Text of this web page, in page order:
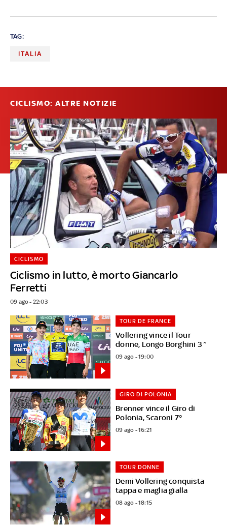
TAG:
ITALIA
CICLISMO: ALTRE NOTIZIE
Ciclismo in lutto, è morto Giancarlo
Ferretti
CICLISMO
09 ago - 22:03
Vollering vince il Tour
donne, Longo Borghini 3^
TOUR DE FRANCE
09 ago - 19:00
Brenner vince il Giro di
Polonia, Scaroni 7°
GIRO DI POLONIA
09 ago - 16:21
Demi Vollering conquista
tappa e maglia gialla
TOUR DONNE
08 ago - 18:15